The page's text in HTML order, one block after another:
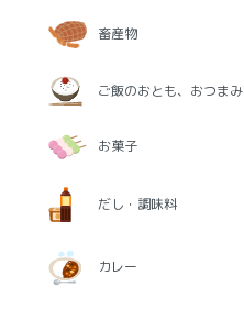
畜産物
ご飯のおとも、おつまみ
お菓子
だし・調味料
カレー